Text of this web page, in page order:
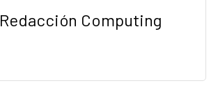
Redacción Computing